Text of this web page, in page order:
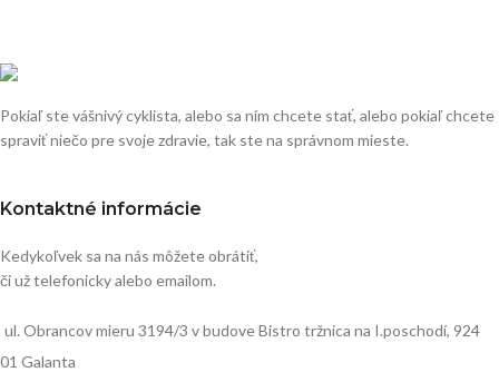
Pokiaľ ste vášnivý cyklista, alebo sa ním chcete stať, alebo pokiaľ chcete
spraviť niečo pre svoje zdravie, tak ste na správnom mieste.
Kontaktné informácie
Kedykoľvek sa na nás môžete obrátiť,
či už telefonicky alebo emailom.
ul. Obrancov mieru 3194/3 v budove Bistro tržnica na I.poschodí, 924
01 Galanta